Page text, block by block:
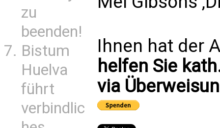
zu
beenden!
Bistum
Huelva
führt
verbindlic
Ihnen hat der
helfen Sie
via